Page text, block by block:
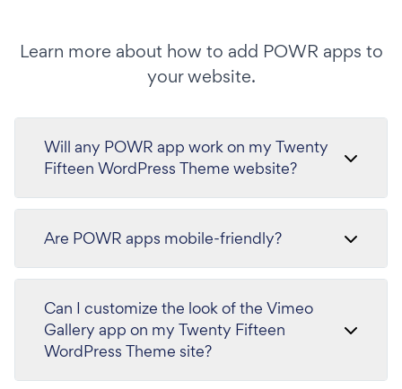
Learn more about how to add POWR apps to
your website.
Will any POWR app work on my Twenty
Fifteen WordPress Theme website?
Are POWR apps mobile-friendly?
Can I customize the look of the Vimeo
Gallery app on my Twenty Fifteen
WordPress Theme site?